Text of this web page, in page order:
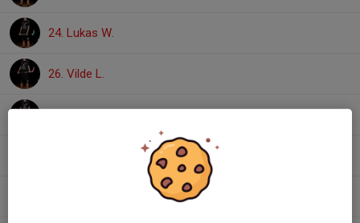
24. Lukas W.
26. Vilde L.